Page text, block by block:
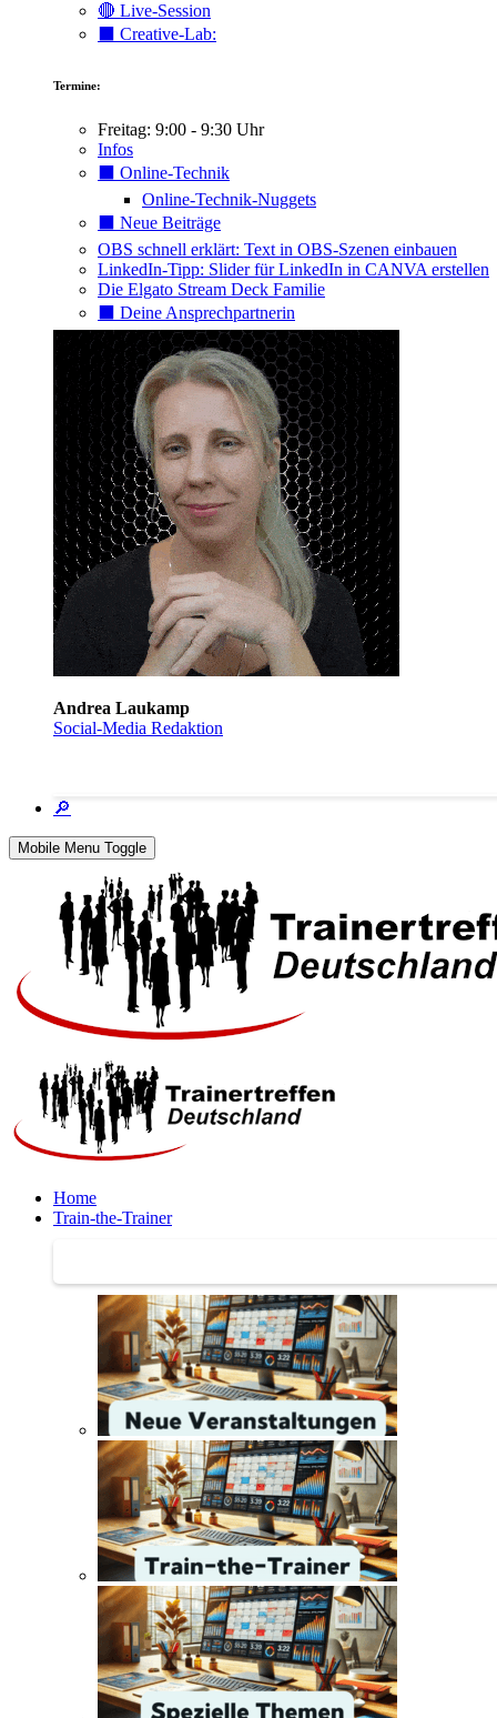
🔴 Live-Session
⬛️ Creative-Lab:
Termine:
Freitag: 9:00 - 9:30 Uhr
Infos
⬛️ Online-Technik
Online-Technik-Nuggets
⬛️ Neue Beiträge
OBS schnell erklärt: Text in OBS-Szenen einbauen
LinkedIn-Tipp: Slider für LinkedIn in CANVA erstellen
Die Elgato Stream Deck Familie
⬛️ Deine Ansprechpartnerin
Andrea Laukamp
Social-Media Redaktion
🔎
Mobile Menu Toggle
Home
Train-the-Trainer